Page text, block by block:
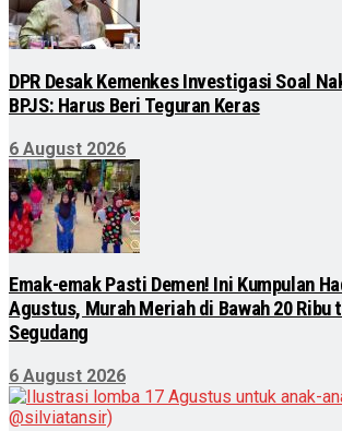
DPR Desak Kemenkes Investigasi Soal
BPJS: Harus Beri Teguran Keras
6 August 2026
Emak-emak Pasti Demen! Ini Kumpulan
Agustus, Murah Meriah di Bawah 20 Ribu
Segudang
6 August 2026